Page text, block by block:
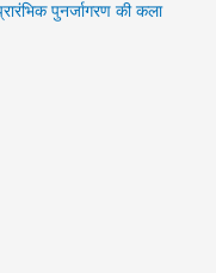
पुनर्जागरण की कला